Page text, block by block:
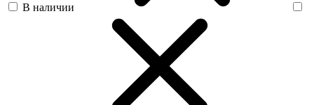
В наличии